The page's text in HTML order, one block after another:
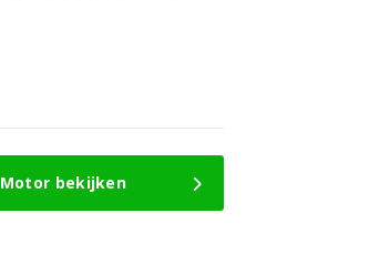
Motor bekijken